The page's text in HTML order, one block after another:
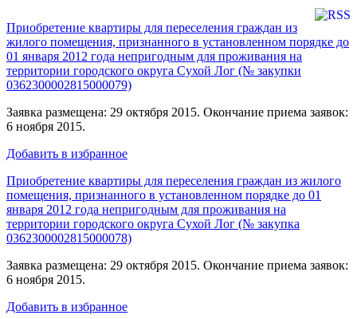
Приобретение квартиры для переселения граждан из
жилого помещения, признанного в установленном порядке до
01 января 2012 года непригодным для проживания на
территории городского округа Сухой Лог (№ закупки
0362300002815000079)
Заявка размещена: 29 октября 2015. Окончание приема заявок:
6 ноября 2015.
Добавить в избранное
Приобретение квартиры для переселения граждан из жилого
помещения, признанного в установленном порядке до 01
января 2012 года непригодным для проживания на
территории городского округа Сухой Лог (№ закупка
0362300002815000078)
Заявка размещена: 29 октября 2015. Окончание приема заявок:
6 ноября 2015.
Добавить в избранное